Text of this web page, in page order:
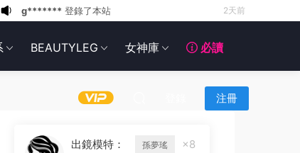
BEAUTYLEG 女神庫 必讀
注冊
g******* 登錄了本站 2天前
6*******
6******* 2天前
2天前
6******* 出鏡模特： 孫夢瑤
×8